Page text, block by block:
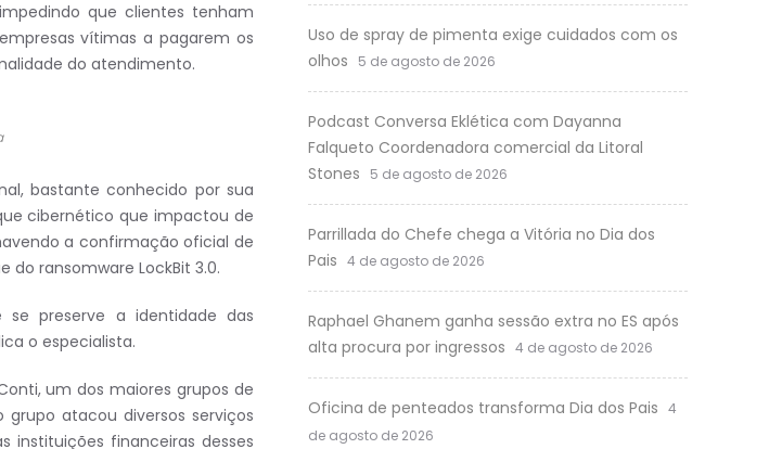
que clientes tenham
vítimas a pagarem os
do atendimento.
bastante conhecido por sua
cibernético que impactou de
a confirmação oficial de
ransomware LockBit 3.0.
se preserve a identidade das
o especialista.
um dos maiores grupos de
atacou diversos serviços
instituições financeiras desses
Uso de spray de pimenta exige cuidados com os
olhos
5 de agosto de 2026
Podcast Conversa Eklética com Dayanna
Falqueto Coordenadora comercial da Litoral
Stones
5 de agosto de 2026
Parrillada do Chefe chega a Vitória no Dia dos
Pais 4 de agosto de 2026
Raphael Ghanem ganha sessão extra no ES após
alta procura por ingressos 4 de agosto de 2026
Oficina de penteados transforma Dia dos Pais 4
de agosto de 2026